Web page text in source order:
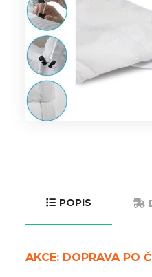
POPIS
AKCE: DOPRAVA PO